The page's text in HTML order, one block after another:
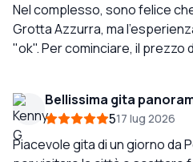
Nel complesso, sono felice
Grotta Azzurra, ma
"ok". Per cominciare, il prezzo
pubblicizza diverse attrazioni
abbiamo fatto solo 2-3 soste;
non è stato molto informativo
Bellissima gita
517 lug 2026
Piacevole gita di un giorno da